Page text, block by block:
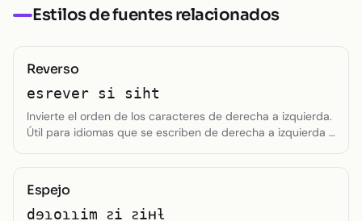
Estilos de fuentes relacionados
Reverso
esrever si siht
Invierte el orden de los caracteres de derecha a izquierda.
Útil para idiomas que se escriben de derecha a izquierda o
Espejo
dɘɿoɿɿim ꙅi ꙅiʜƚ